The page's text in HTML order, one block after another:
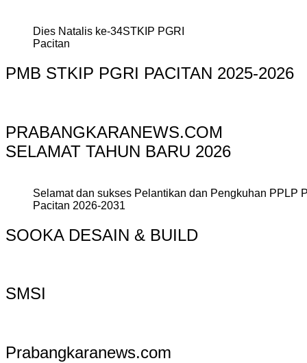
Dies Natalis ke-34STKIP PGRI
Pacitan
PMB STKIP PGRI PACITAN 2025-2026
PRABANGKARANEWS.COM
SELAMAT TAHUN BARU 2026
Selamat dan sukses Pelantikan dan Pengkuhan PPLP
Pacitan 2026-2031
SOOKA DESAIN & BUILD
SMSI
Prabangkaranews.com